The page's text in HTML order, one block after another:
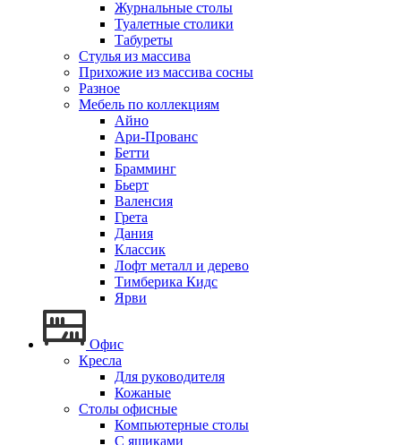
Журнальные столы
Туалетные столики
Табуреты
Стулья из массива
Прихожие из массива сосны
Разное
Мебель по коллекциям
Айно
Ари-Прованс
Бетти
Брамминг
Бьерт
Валенсия
Грета
Дания
Классик
Лофт металл и дерево
Тимберика Кидс
Ярви
Офис
Кресла
Для руководителя
Кожаные
Столы офисные
Компьютерные столы
С ящиками